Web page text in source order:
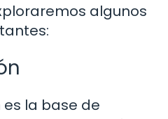
algunos
es la base de